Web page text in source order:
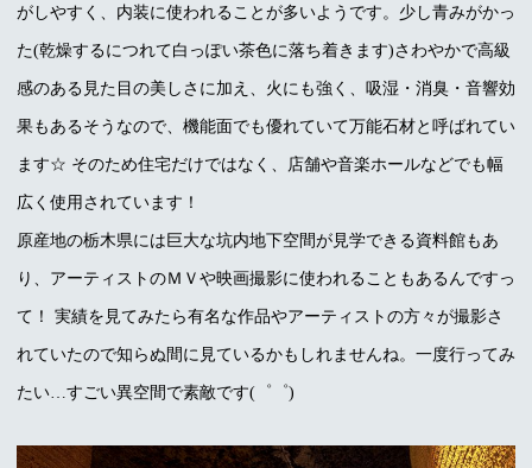
がしやすく、内装に使われることが多いようです。少し青みがかっ
た(乾燥するにつれて白っぽい茶色に落ち着きます)さわやかで高級
感のある見た目の美しさに加え、火にも強く、吸湿・消臭・音響効
果もあるそうなので、機能面でも優れていて万能石材と呼ばれてい
ます☆ そのため住宅だけではなく、店舗や音楽ホールなどでも幅
広く使用されています！
原産地の栃木県には巨大な坑内地下空間が見学できる資料館もあ
り、アーティストのＭＶや映画撮影に使われることもあるんですっ
て！ 実績を見てみたら有名な作品やアーティストの方々が撮影さ
れていたので知らぬ間に見ているかもしれませんね。一度行ってみ
たい…すごい異空間で素敵です(゜゜)